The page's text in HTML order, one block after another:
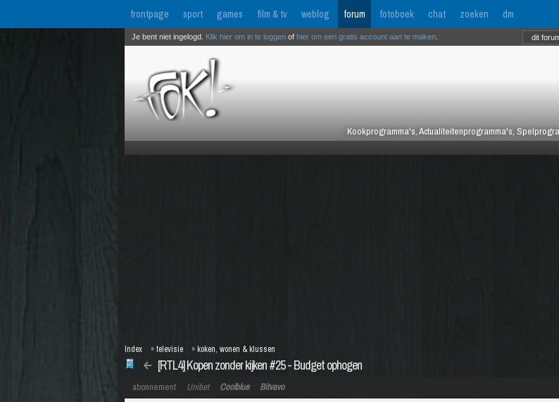
frontpage sport games film & tv weblog forum fotoboek chat zoeken dm
Kookprogramma's, Actualiteitenprogramma's,
Je bent niet ingelogd. Klik hier om in te loggen of hier om een gratis account aan te maken
[RTL4] Kopen zonder kijken #25 - Budget ophogen
Index »televisie » koken, wonen & klussen
abonnement Unibet Coolblue Bitvavo